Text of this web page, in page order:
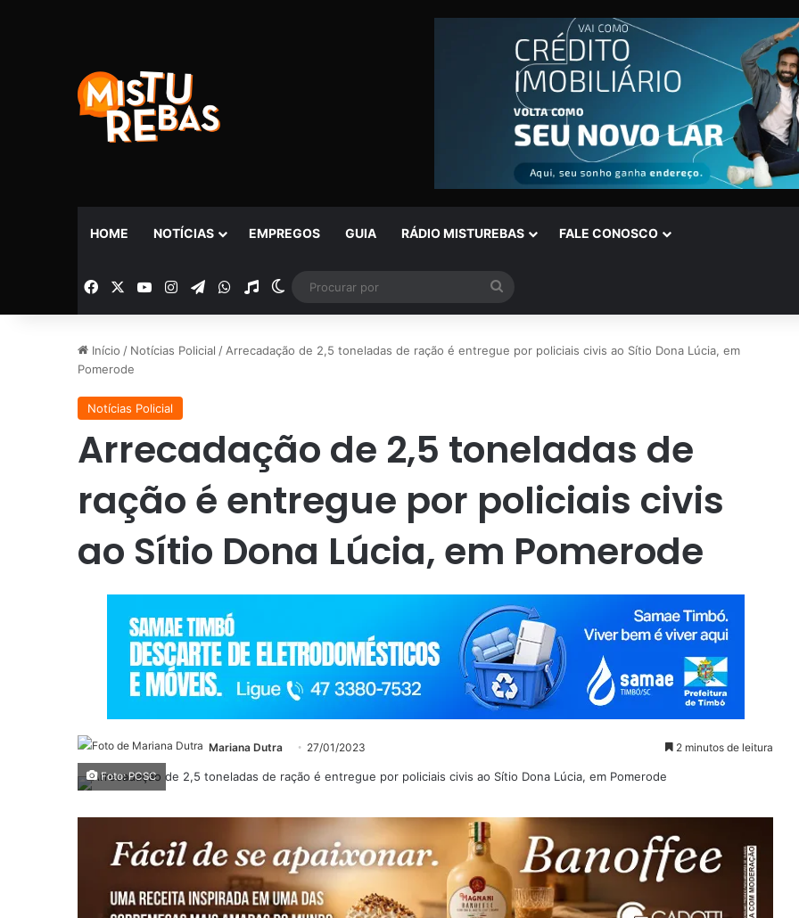
HOME NOTÍCIAS EMPREGOS GUIA RÁDIO MISTUREBAS FALE CONOSCO
Facebook YouTubeInstagramTelegramWhatsApp
Rádio Switch skin
por
Início / Notícias Policial / Arrecadação de 2,5 toneladas de ração é entregue por policiais civis ao Sítio Dona Lúcia, em
Pomerode
Notícias Policial
Arrecadação de 2,5 toneladas de
ração é entregue por policiais civis
ao Sítio Dona Lúcia, em Pomerode
Mariana Dutra 27/01/2023 2 minutos de leitura
Foto: PCSC